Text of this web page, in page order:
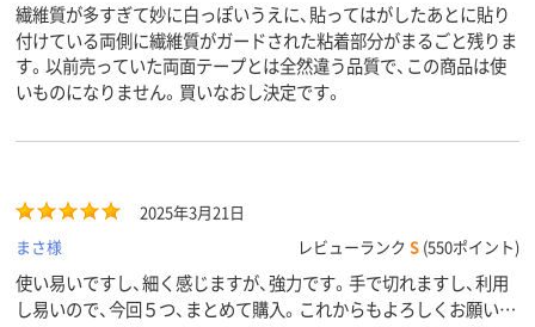
繊維質が多すぎて妙に白っぽいうえに、貼ってはがしたあとに貼り
付けている両側に繊維質がガードされた粘着部分がまるごと残りま
す。以前売っていた両面テープとは全然違う品質で、この商品は使
いものになりません。買いなおし決定です。
2025年3月21日
まさ様
レビューランク S (550ポイント)
使い易いですし、細く感じますが、強力です。手で切れますし、利用
し易いので、今回５つ、まとめて購入。これからもよろしくお願いい